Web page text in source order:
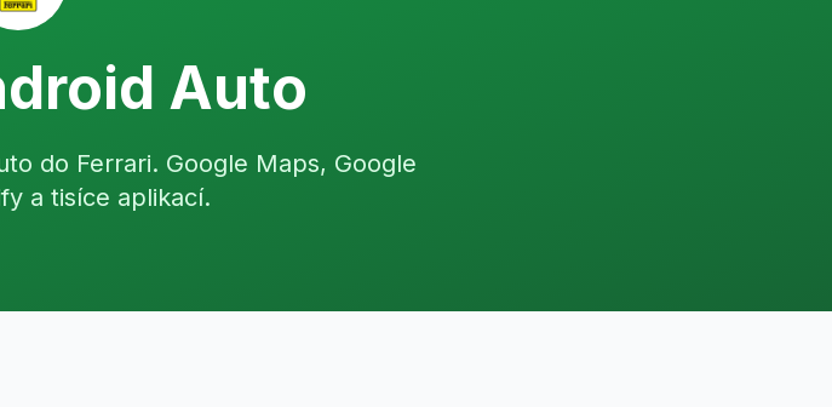
Auto
do Ferrari. Google Maps, Google
a tisíce aplikací.